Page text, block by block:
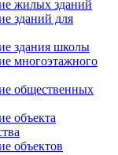
жилых зданий
зданий для
здания школы
многоэтажного
общественных
объекта
объектов